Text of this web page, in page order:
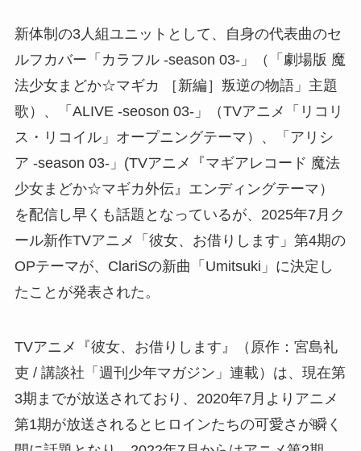
新体制の3人組ユニットとして、自身の代表曲のセ
ルフカバー「カラフル -season 03-」（「劇場版 魔
法少女まどか☆マギカ ［新編］叛逆の物語」主題
歌）、「ALIVE -seoson 03-」（TVアニメ「リコリ
ス・リコイル」オープニングテーマ）、「アリシ
ア -season 03-」(TVアニメ『マギアレコード 魔法
少女まどか☆マギカ外伝』エンディングテーマ）
を配信し早くも話題となっているが、2025年7月ク
ール新作TVアニメ「彼女、お借りします」第4期の
OPテーマが、ClariSの新曲「Umitsuki」に決定し
たことが発表された。
TVアニメ『彼女、お借りします』（原作：宮島礼
吏 / 講談社「週刊少年マガジン」連載）は、現在第
3期までが放送されており、2020年7月よりアニメ
第1期が放送されるとヒロインたちの可愛さが瞬く